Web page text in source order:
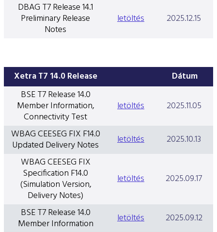
DBAG T7 Release 14.1
Preliminary Release
Notes
letöltés 2025.12.15
Xetra T7 14.0 Release
Dátum
BSE T7 Release 14.0
Member Information,
Connectivity Test
letöltés
2025.11.05
WBAG CEESEG FIX F14.0
Updated Delivery Notes letöltés
2025.10.13
WBAG CEESEG FIX
Specification F14.0
(Simulation Version,
Delivery Notes)
letöltés 2025.09.17
BSE T7 Release 14.0
Member Information letöltés
2025.09.12